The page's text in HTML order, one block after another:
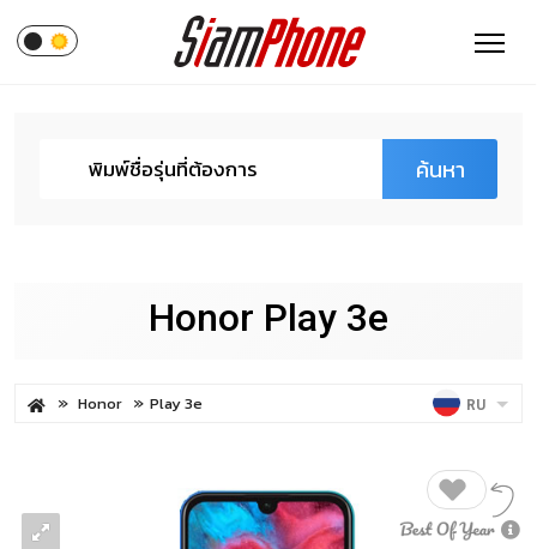
ค้นหา
Honor Play 3e
Honor Play 3e RU